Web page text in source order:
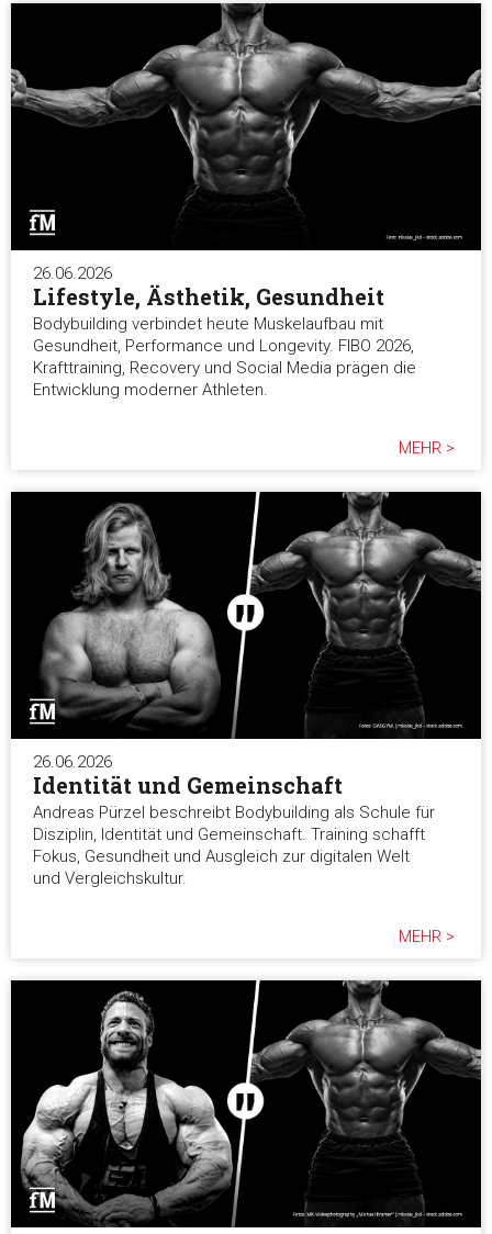
26.06.2026
Lifestyle, Ästhetik, Gesundheit
Bodybuilding verbindet heute Muskelaufbau mit
Gesundheit, Performance und Longevity. FIBO 2026,
Krafttraining, Recovery und Social Media prägen die
Entwicklung moderner Athleten.
MEHR >
26.06.2026
Identität und Gemeinschaft
Andreas Pürzel beschreibt Bodybuilding als Schule für
Disziplin, Identität und Gemeinschaft. Training schafft
Fokus, Gesundheit und Ausgleich zur digitalen Welt
und Vergleichskultur.
MEHR >